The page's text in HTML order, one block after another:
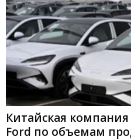
Китайская
Ford по объемам